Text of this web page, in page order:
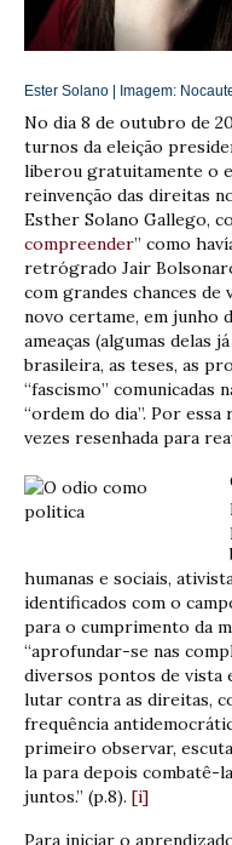
Ester Solano | Imagem:
No dia 8 de outubro de
turnos da eleição
liberou gratuitamente o
reinvenção das direitas
Esther Solano Gallego,
compreender” como
retrógrado Jair
com grandes chances de
novo certame, em junho
ameaças (algumas delas
brasileira, as teses, as
“fascismo” comunicadas
“ordem do dia”. Por
vezes resenhada para
humanas e sociais,
identificados com o
para o cumprimento da
“aprofundar-se nas
diversos pontos de vista
lutar contra as direitas,
frequência
primeiro observar,
la para depois combatê-
juntos.” (p.8). [i]
Para iniciar o